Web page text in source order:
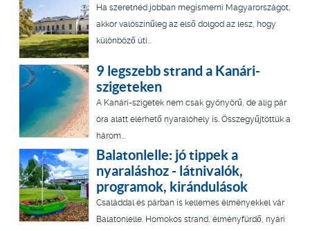
Ha szeretnéd jobban megismerni Magyarországot,
akkor valószínűleg az első dolgod az lesz, hogy
különböző úti...
9 legszebb strand a Kanári-
szigeteken
A Kanári-szigetek nem csak gyönyörű, de alig pár
óra alatt elérhető nyaralóhely is. Összegyűjtöttük a
három...
Balatonlelle: jó tippek a
nyaraláshoz - látnivalók,
programok, kirándulások
Családdal és párban is kellemes élményekkel vár
Balatonlelle. Homokos strand, élményfürdő, nyári